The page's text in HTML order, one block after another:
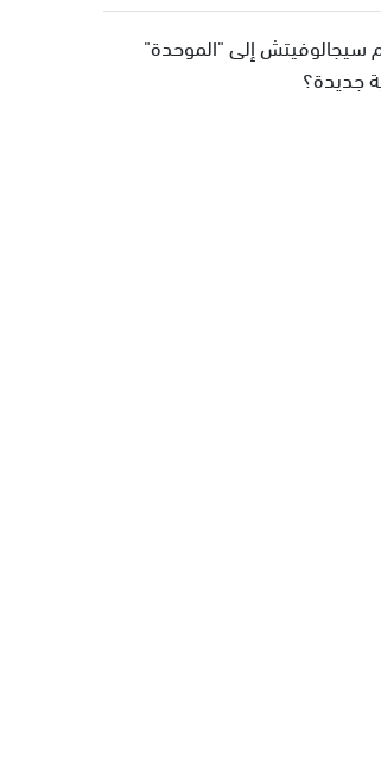
سيجالوفيتش إلى "الموحدة"
جديدة؟